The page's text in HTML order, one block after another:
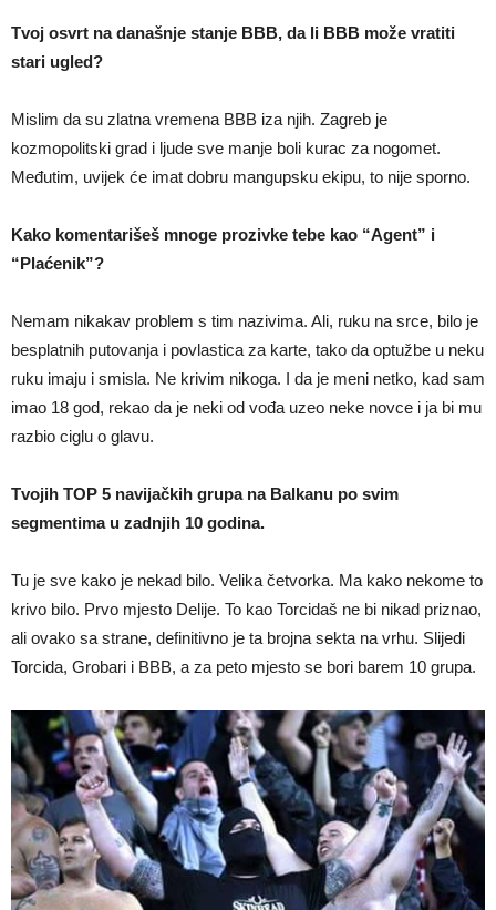
Tvoj osvrt na današnje stanje BBB, da li BBB može vratiti
stari ugled?
Mislim da su zlatna vremena BBB iza njih. Zagreb je
kozmopolitski grad i ljude sve manje boli kurac za nogomet.
Međutim, uvijek će imat dobru mangupsku ekipu, to nije sporno.
Kako komentarišeš mnoge prozivke tebe kao “Agent” i
“Plaćenik”?
Nemam nikakav problem s tim nazivima. Ali, ruku na srce, bilo je
besplatnih putovanja i povlastica za karte, tako da optužbe u neku
ruku imaju i smisla. Ne krivim nikoga. I da je meni netko, kad sam
imao 18 god, rekao da je neki od vođa uzeo neke novce i ja bi mu
razbio ciglu o glavu.
Tvojih TOP 5 navijačkih grupa na Balkanu po svim
segmentima u zadnjih 10 godina.
Tu je sve kako je nekad bilo. Velika četvorka. Ma kako nekome to
krivo bilo. Prvo mjesto Delije. To kao Torcidaš ne bi nikad priznao,
ali ovako sa strane, definitivno je ta brojna sekta na vrhu. Slijedi
Torcida, Grobari i BBB, a za peto mjesto se bori barem 10 grupa.